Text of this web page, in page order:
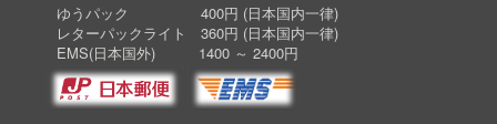
ゆうパック 400円 (日本国内一律)
レターパックライト 360円 (日本国内一律)
EMS(日本国外) 1400 ～ 2400円